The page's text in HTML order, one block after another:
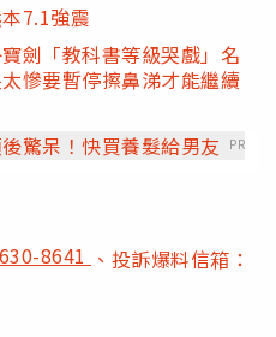
7.1強震
劍「教科書等級哭戲」名
慘要暫停擦鼻涕才能繼續
驚呆！快買養髮給男友
PR
8641 、投訴爆料信箱：